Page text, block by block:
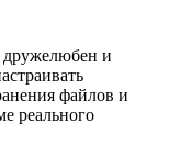
и
файлов и
реального